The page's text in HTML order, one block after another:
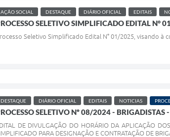
AÇÃO SOCIAL DESTAQUE DIÁRIO OFICIAL EDITAIS
SELETIVO SIMPLIFICADO EDITAL N°
Seletivo Simplificado Edital N° 01/2025, visando
DESTAQUE DIÁRIO OFICIAL EDITAIS NOTICIAS
SELETIVO Nº 08/2024 - BRIGADISTAS
DE DIVULGAÇÃO DO HORÁRIO DA APLICAÇÃO
PARA DESIGNAÇÃO E CONTRATAÇÃO DE